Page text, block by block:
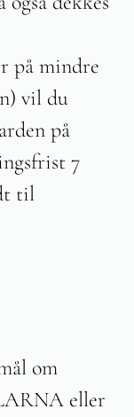
på mindre
vil du
på
7
til
om
eller